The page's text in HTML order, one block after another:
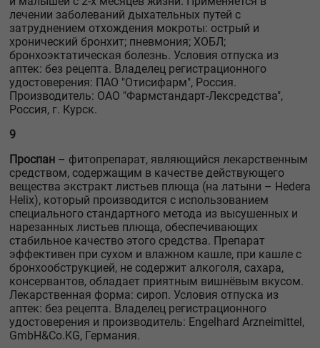
лечении заболеваний дыхательных путей с
затруднением отхождения мокроты: острый и
хронический бронхит; пневмония; ХОБЛ;
бронхоэктатическая болезнь. Условия отпуска из
аптек: без рецепта. Владелец регистрационного
удостоверения: ПАО "Отисифарм", Россия.
Производитель: ОАО "Фармстандарт-Лексредства",
Россия, г. Курск.
9
Проспан – фитопрепарат, являющийся лекарственным
средством, содержащим в качестве действующего
вещества экстракт листьев плюща (на латыни – Hedera
Helix), который производится с использованием
специального стандартного метода из высушенных и
нарезанных листьев плюща, обеспечивающих
стабильное качество этого средства. Препарат
эффективен при сухом и влажном кашле, при кашле с
бронхообструкцией, не содержит алкоголя, сахара,
консервантов, обладает приятным вишнёвым вкусом.
Лекарственная форма: сироп. Условия отпуска из
аптек: без рецепта. Владелец регистрационного
удостоверения и производитель: Engelhard Arzneimittel,
GmbH&Co.KG, Германия.